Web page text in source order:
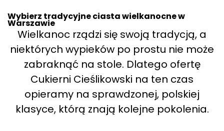
Wybierz tradycyjne ciasta wielkanocne w
Warszawie
Wielkanoc rządzi się swoją tradycją, a
niektórych wypieków po prostu nie może
zabraknąć na stole. Dlatego ofertę
Cukierni Cieślikowski na ten czas
opieramy na sprawdzonej, polskiej
klasyce, którą znają kolejne pokolenia.